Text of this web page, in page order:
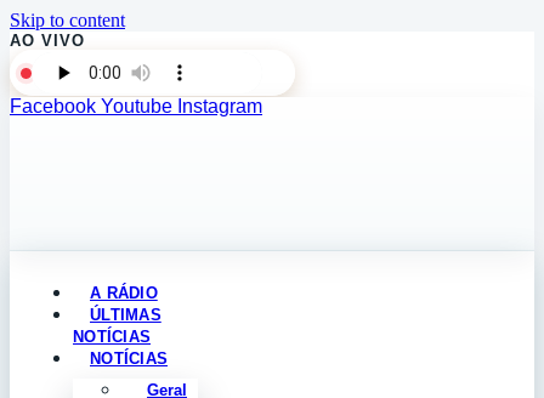
Skip to content
AO VIVO
Facebook Youtube Instagram
A RÁDIO
ÚLTIMAS
NOTÍCIAS
NOTÍCIAS
Geral